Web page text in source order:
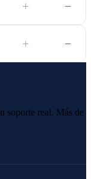
+ −
+ −
soporte real. Más de